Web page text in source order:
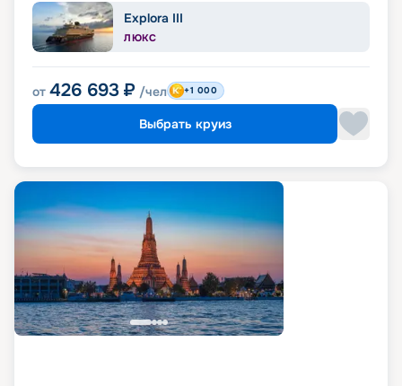
Explora III
ЛЮКС
от 426 693 ₽ /чел +1 000
Выбрать круиз